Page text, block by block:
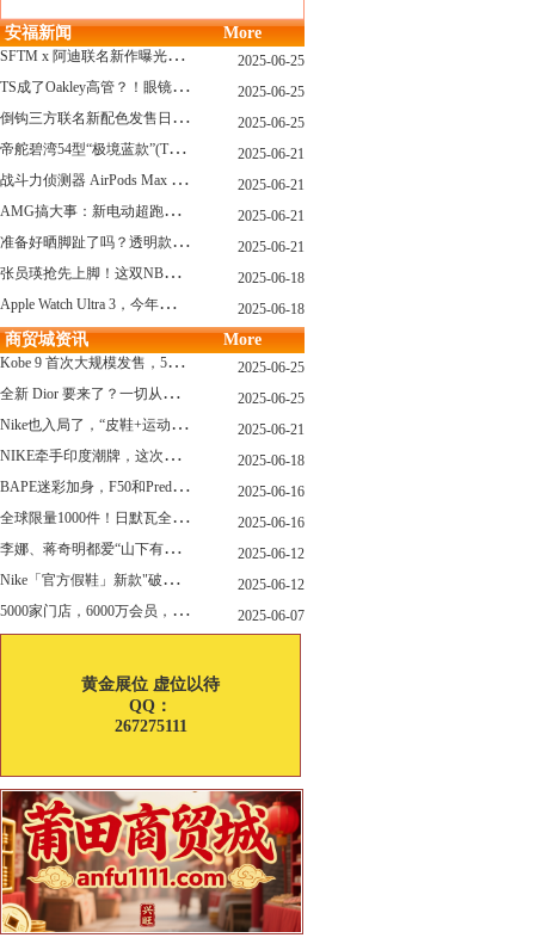
安福新闻 More
S
FTM x 阿迪联名新作曝光，「超薄底」风格才是今年最大黑马？ 2025-06-25
T
S成了Oakley高管？！眼镜圈要变天了 2025-06-25
倒
钩三方联名新配色发售日确认，Travis Scott x Chase B 即将登场！ 2025-06-25
帝
舵碧湾54型“极境蓝款”(TUDOR Black Bay 54) 2025-06-21
战
斗力侦测器 AirPods Max 保护壳？？ 龙珠Z x CASETiFY 联名系列发布 2025-06-21
A
MG搞大事：新电动超跑模拟V8声浪 2025-06-21
准
备好晒脚趾了吗？透明款 AF1 要回归了 2025-06-21
张
员瑛抢先上脚！这双NB一看就要火 2025-06-18
A
pple Watch Ultra 3，今年秋天真的要来了？ 2025-06-18
商贸城资讯 More
K
obe 9 首次大规模发售，5双科比新款将同时上线！ 2025-06-25
全
新 Dior 要来了？一切从这只托特包开始说起！ 2025-06-25
N
ike也入局了，“皮鞋+运动鞋”风潮，你喜欢哪一款？ 2025-06-21
N
IKE牵手印度潮牌，这次真的不一样 2025-06-18
B
APE迷彩加身，F50和Predator迎来全新联名 2025-06-16
全
球限量1000件！日默瓦全新多功能设计凳来了 2025-06-16
李
娜、蒋奇明都爱“山下有松”！东方美学包袋，为什么引领风向？ 2025-06-12
N
ike「官方假鞋」新款"破防退出游戏"曝光，确认发售 2025-06-12
5
000家门店，6000万会员，30亿“内衣大王”大手笔分红！ 2025-06-07
黄金展位 虚位以待
QQ：
267275111